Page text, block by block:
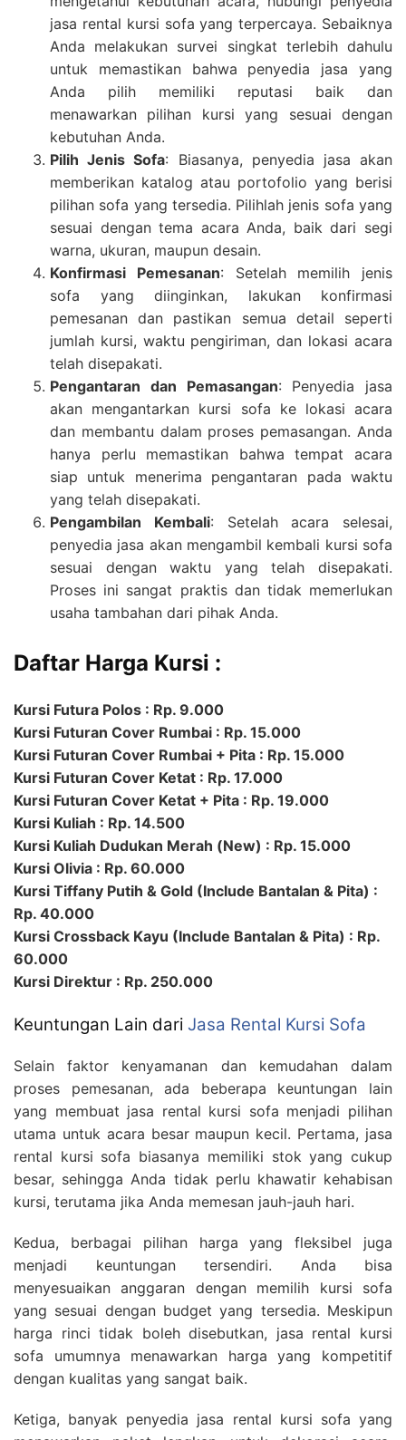
jasa rental kursi sofa yang terpercaya. Sebaiknya
Anda melakukan survei singkat terlebih dahulu
untuk memastikan bahwa penyedia jasa yang
Anda pilih memiliki reputasi baik dan
menawarkan pilihan kursi yang sesuai dengan
kebutuhan Anda.
Pilih Jenis Sofa: Biasanya, penyedia jasa akan
memberikan katalog atau portofolio yang berisi
pilihan sofa yang tersedia. Pilihlah jenis sofa yang
sesuai dengan tema acara Anda, baik dari segi
warna, ukuran, maupun desain.
Konfirmasi Pemesanan: Setelah memilih jenis
sofa yang diinginkan, lakukan konfirmasi
pemesanan dan pastikan semua detail seperti
jumlah kursi, waktu pengiriman, dan lokasi acara
telah disepakati.
Pengantaran dan Pemasangan: Penyedia jasa
akan mengantarkan kursi sofa ke lokasi acara
dan membantu dalam proses pemasangan. Anda
hanya perlu memastikan bahwa tempat acara
siap untuk menerima pengantaran pada waktu
yang telah disepakati.
Pengambilan Kembali: Setelah acara selesai,
penyedia jasa akan mengambil kembali kursi sofa
sesuai dengan waktu yang telah disepakati.
Proses ini sangat praktis dan tidak memerlukan
usaha tambahan dari pihak Anda.
Daftar Harga Kursi :
Kursi Futura Polos : Rp. 9.000
Kursi Futuran Cover Rumbai : Rp. 15.000
Kursi Futuran Cover Rumbai + Pita : Rp. 15.000
Kursi Futuran Cover Ketat : Rp. 17.000
Kursi Futuran Cover Ketat + Pita : Rp. 19.000
Kursi Kuliah : Rp. 14.500
Kursi Kuliah Dudukan Merah (New) : Rp. 15.000
Kursi Olivia : Rp. 60.000
Kursi Tiffany Putih & Gold (Include Bantalan & Pita) :
Rp. 40.000
Kursi Crossback Kayu (Include Bantalan & Pita) : Rp.
60.000
Kursi Direktur : Rp. 250.000
Keuntungan Lain dari Jasa Rental Kursi Sofa
Selain faktor kenyamanan dan kemudahan dalam
proses pemesanan, ada beberapa keuntungan lain
yang membuat jasa rental kursi sofa menjadi pilihan
utama untuk acara besar maupun kecil. Pertama, jasa
rental kursi sofa biasanya memiliki stok yang cukup
besar, sehingga Anda tidak perlu khawatir kehabisan
kursi, terutama jika Anda memesan jauh-jauh hari.
Kedua, berbagai pilihan harga yang fleksibel juga
menjadi keuntungan tersendiri. Anda bisa
menyesuaikan anggaran dengan memilih kursi sofa
yang sesuai dengan budget yang tersedia. Meskipun
harga rinci tidak boleh disebutkan, jasa rental kursi
sofa umumnya menawarkan harga yang kompetitif
dengan kualitas yang sangat baik.
Ketiga, banyak penyedia jasa rental kursi sofa yang